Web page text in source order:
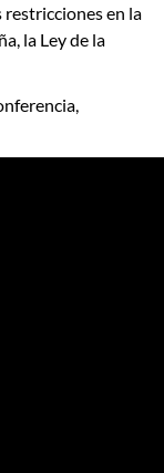
en la
la Ley de la